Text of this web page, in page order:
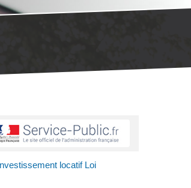
locatif Loi